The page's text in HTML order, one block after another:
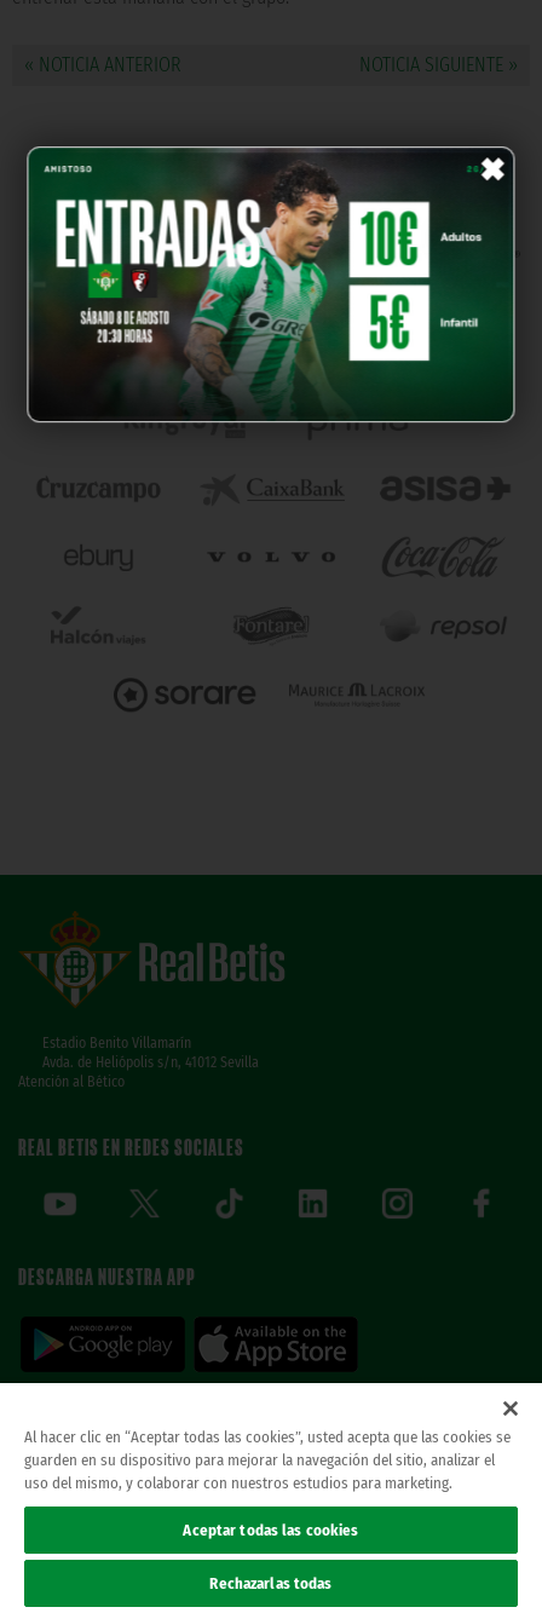
×
« NOTICIA ANTERIOR NOTICIA SIGUIENTE »
NUESTROS PARTNERS
Estadio Benito Villamarín
Avda. de Heliópolis s/n, 41012 Sevilla
Atención al Bético
REAL BETIS EN REDES SOCIALES
DESCARGA NUESTRA APP
© REAL BETIS BALOMPIE.esta página web es la única oficial del real betis balompie.
todos los derechos reservados.
Al hacer clic en “Aceptar todas las cookies”, usted acepta que las cookies se
guarden en su dispositivo para mejorar la navegación del sitio, analizar el
uso del mismo, y colaborar con nuestros estudios para marketing.
Aceptar todas las cookies
Rechazarlas todas